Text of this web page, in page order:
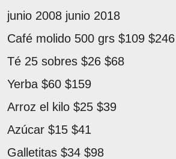
junio 2008 junio 2018
Café molido 500 grs $109 $246
Té 25 sobres $26 $68
Yerba $60 $159
Arroz el kilo $25 $39
Azúcar $15 $41
Galletitas $34 $98